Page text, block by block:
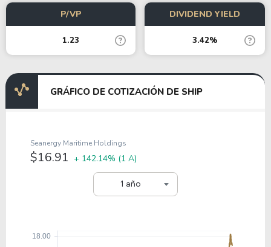
P/VP
1.23
DIVIDEND YIELD
3.42%
GRÁFICO DE COTIZACIÓN DE SHIP
1 año
Seanergy Maritime Holdings
$16.91 + 142.14% (1 A)